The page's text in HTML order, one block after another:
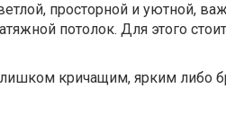
просторной и уютной,
потолок. Для этого
кричащим, ярким либо